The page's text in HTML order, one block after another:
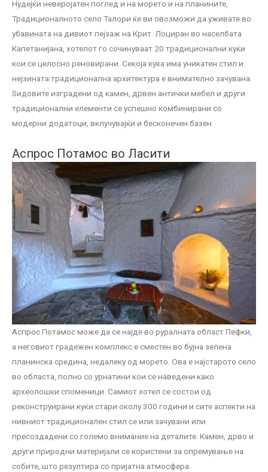
Нудејќи неверојатен поглед и на морето и на планините,
Традиционалното село Талори ќе ви овозможи да уживате во
убавината на дивиот пејзаж на Крит. Лоциран во населбата
Капетанијана, хотелот го сочинуваат 20 традиционални куќи
кои се целосно реновирани. Секоја куќа има уникатен стил и
нејзината традиционална архитектура е внимателно зачувана.
Ѕидовите изградени од камен, дрвен антички мебел и други
традиционални елементи се успешно комбинирани со
модерни додатоци, вклучувајќи и бесконечен базен.
Аспрос Потамос во Ласити
Аспрос Потамос може да се најде во руралната област Пефки,
а неговиот градежен комплекс е сместен во бујна зелена
планинска средина, недалеку од морето. Ова е најстарото село
во областа, полно со урнатини кои се наведени како
археолошки споменици. Самиот хотел се состои од
реконструирани куќи стари околу 300 години и сите аспекти на
нивниот традиционален стил се или зачувани или
пресоздадени со големо внимание на деталите. Камен, дрво и
други природни материјали се користени за опремување на
собите, што резултира со пријатна атмосфера.